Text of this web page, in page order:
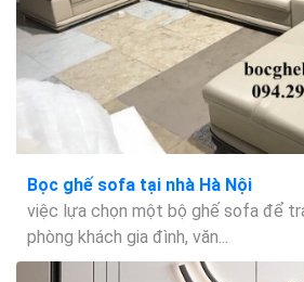
Bọc ghế sofa tại nhà Hà Nội
việc lựa chọn một bộ ghế sofa để
phòng khách gia đình, văn...